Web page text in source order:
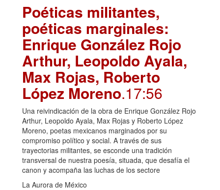
Poéticas militantes,
poéticas marginales:
Enrique González Rojo
Arthur, Leopoldo Ayala,
Max Rojas, Roberto
López Moreno.17:56
Una reivindicación de la obra de Enrique González Rojo
Arthur, Leopoldo Ayala, Max Rojas y Roberto López
Moreno, poetas mexicanos marginados por su
compromiso político y social. A través de sus
trayectorias militantes, se esconde una tradición
transversal de nuestra poesía, situada, que desafía el
canon y acompaña las luchas de los sectore
La Aurora de México